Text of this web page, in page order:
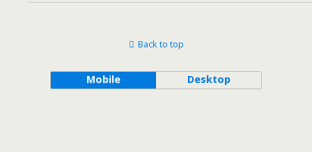
Back to top
Mobile Desktop